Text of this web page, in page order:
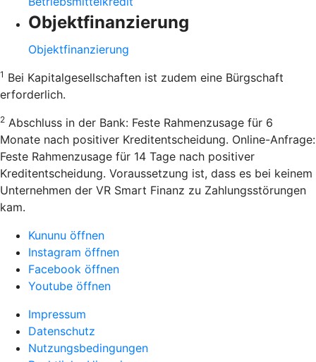
Objektfinanzierung
Objektfinanzierung
1 Bei Kapitalgesellschaften ist zudem eine Bürgschaft
erforderlich.
2 Abschluss in der Bank: Feste Rahmenzusage für 6
Monate nach positiver Kreditentscheidung. Online-Anfrage:
Feste Rahmenzusage für 14 Tage nach positiver
Kreditentscheidung. Voraussetzung ist, dass es bei keinem
Unternehmen der VR Smart Finanz zu Zahlungsstörungen
kam.
Kununu öffnen
Instagram öffnen
Facebook öffnen
Youtube öffnen
Impressum
Datenschutz
Nutzungsbedingungen